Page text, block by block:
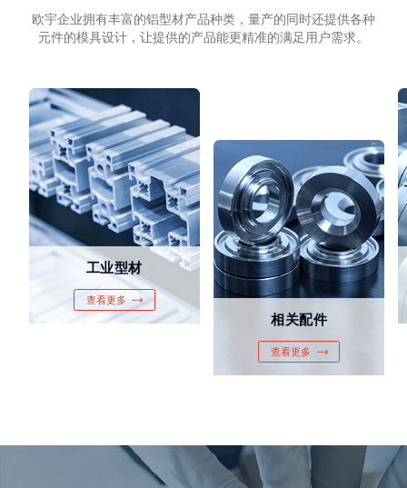
欧宇企业拥有丰富的铝型材产品种类，量产的同时还提供各种
元件的模具设计，让提供的产品能更精准的满足用户需求。
工业型材
查看更多
相关配件
查看更多